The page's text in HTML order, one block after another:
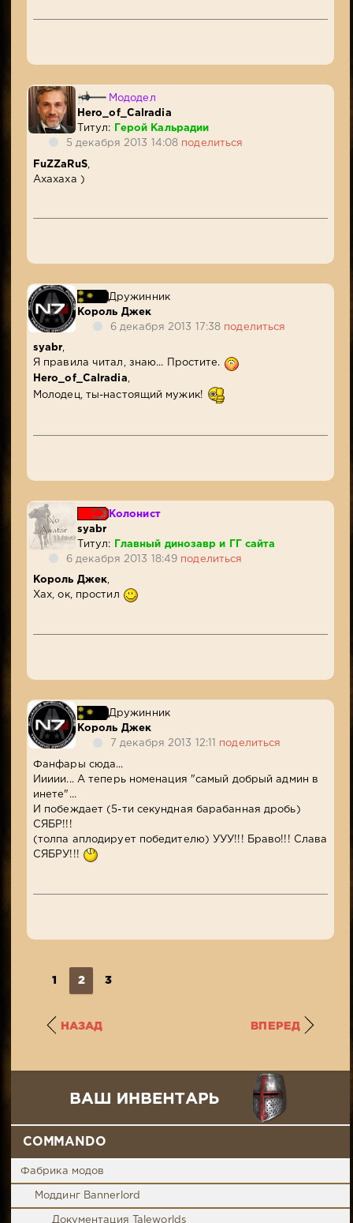
Мододел
Hero_of_Calradia
Титул:
Герой Кальрадии
5 декабря 2013 14:08 поделиться
FuZZaRuS,
Ахахаха )
Дружинник
Король Джек
6 декабря 2013 17:38 поделиться
syabr,
Я правила читал, знаю... Простите.
Hero_of_Calradia
Молодец, ты-настоящий мужик!
Колонист
syabr
Титул:
Главный динозавр и ГГ сайта
6 декабря 2013 18:49 поделиться
Король Джек,
Хах, ок, простил
Дружинник
Король Джек
7 декабря 2013 12:11 поделиться
Фанфары сюда...
Иииии... А теперь номенация "самый добрый админ в
инете"...
И побеждает (5-ти секундная барабанная дробь)
СЯБР!!!
(толпа аплодирует победителю) УУУ!!! Браво!!! Слава
СЯБРУ!!!
1 2 3
НАЗАД ВПЕРЕД
COMMANDO
Фабрика модов
Моддинг Bannerlord
Документация Taleworlds